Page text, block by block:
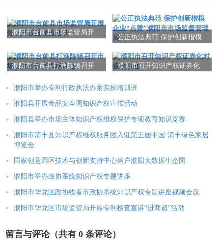
濮阳市台前县市场监管局开
公正执法典范 保护创新楷模
理局
濮阳市台前县打渔陈镇召开
濮阳市召开知识产权证券化
濮阳市举办专利行政执法办案实操培训班
濮阳县开展食品安全周知识产权宣传活动
濮阳县举办市场主体知识产权维权保护专项教育知识竞赛
濮阳市清丰县知识产权维权服务团入驻第五届中国·清丰绿色家居
博览会
国家创意园区技术与创新支持中心落户濮阳大数据生态园
濮阳市举办政协系统知识产权专题讲座
濮阳市华龙区政协收看市政协系统知识产权专题讲座视频会议
濮阳市华龙区市场监管局开展专利检查宣讲“进商超”活动
留言与评论（共有 0 条评论）